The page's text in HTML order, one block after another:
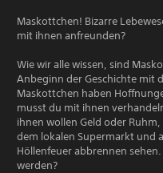
Maskottchen! Bizarre
mit ihnen anfreunden?
Wie wir alle wissen, sind
Anbeginn der Geschichte mit
Maskottchen haben
musst du mit ihnen
ihnen wollen Geld oder
dem lokalen Supermarkt und
Höllenfeuer abbrennen
werden?